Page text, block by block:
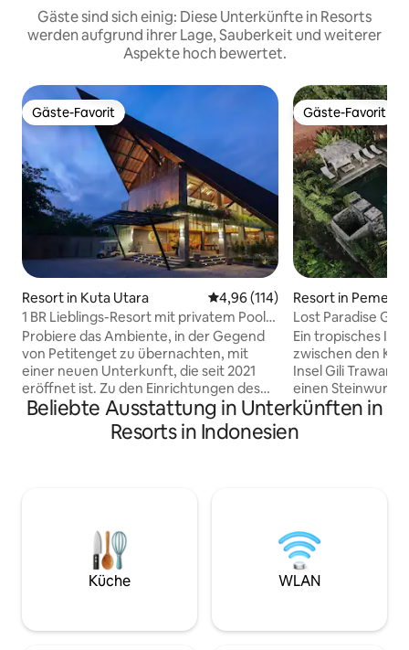
Gäste sind sich einig: Diese Unterkünfte in Resorts
werden aufgrund ihrer Lage, Sauberkeit und weiterer
Aspekte hoch bewertet.
Gäste-Favorit
Gäste-Favorit
Resort in Kuta Utara Durchschnittliche Bewertung:
4,96 (114)
1 BR Lieblings-Resort mit privatem Pool
in Seminyak
Probiere das Ambiente, in der Gegend
von Petitenget zu übernachten, mit
einer neuen Unterkunft, die seit 2021
eröffnet ist. Zu den Einrichtungen des
Resorts gehören ein Spa, ein
Fitnesscenter, ein Restaurant, das rund
um die Uhr geöffnet ist, ein großer
von öffentlichen Einrichtungen. Nur 6
Minuten zum Strand Petitenget und
einige Einkaufsmöglichkeiten sind in der
Nähe. Erlebe den besten Service von
Gäste-Favorit
Gäste-Favorit
Resort in
Lost Paradise Gili
Ein tropisches
zwischen den
Insel Gili
einen Steinwurf
Abseits der
innerhalb einer
Fahrradtour zum
über ein eigenes
eine Dusche mit
Wasser und ein
Uhr servieren wir
Beliebte Ausstattung in Unterkünften in
Resorts in Indonesien
Küche WLAN